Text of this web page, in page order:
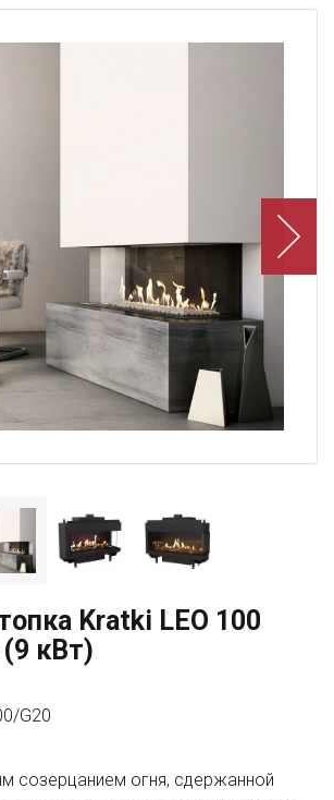
Kratki LEO 100
(9 кВт)
G20
созерцанием огня, сдержанной